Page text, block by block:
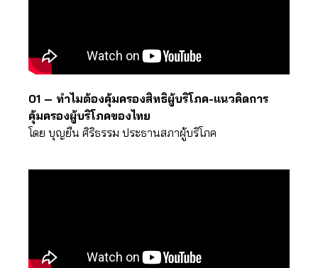
01 – ทำไมต้องคุ้มครองสิทธิผู้บริโภค-แนวคิดการ
คุ้มครองผู้บริโภคของไทย
โดย บุญยืน ศิริธรรม ประธานสภาผู้บริโภค